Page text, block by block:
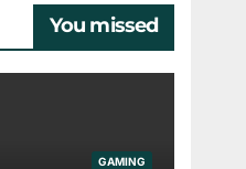
You missed
GAMING